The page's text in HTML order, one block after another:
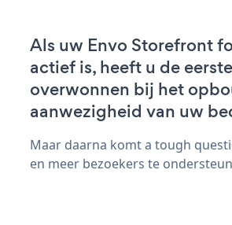
Als uw Envo Storefront
actief is, heeft u de
overwonnen bij het
aanwezigheid van uw
Maar daarna komt a tough
en meer bezoekers te